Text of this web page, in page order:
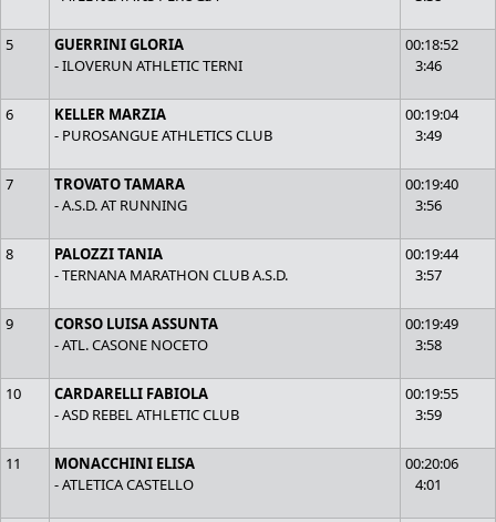
5
GUERRINI GLORIA
- ILOVERUN ATHLETIC TERNI
00:18:52
3:46
6
KELLER MARZIA
- PUROSANGUE ATHLETICS CLUB
00:19:04
3:49
7
TROVATO TAMARA
- A.S.D. AT RUNNING
00:19:40
3:56
8
PALOZZI TANIA
- TERNANA MARATHON CLUB A.S.D.
00:19:44
3:57
9
CORSO LUISA ASSUNTA
- ATL. CASONE NOCETO
00:19:49
3:58
10
CARDARELLI FABIOLA
- ASD REBEL ATHLETIC CLUB
00:19:55
3:59
11
MONACCHINI ELISA
- ATLETICA CASTELLO
00:20:06
4:01